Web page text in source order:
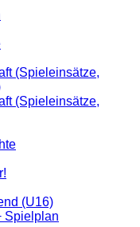
(Spieleinsätze,
(Spieleinsätze,
(U16)
Spielplan